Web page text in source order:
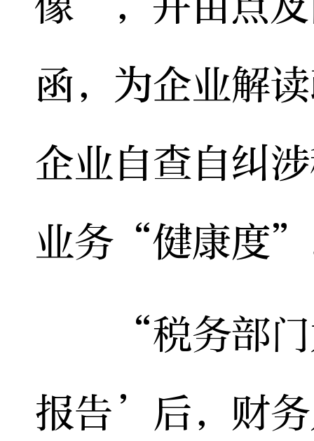
函，为企业解
企业自查自纠
业务“健康度
“税务部门
报告’后，财